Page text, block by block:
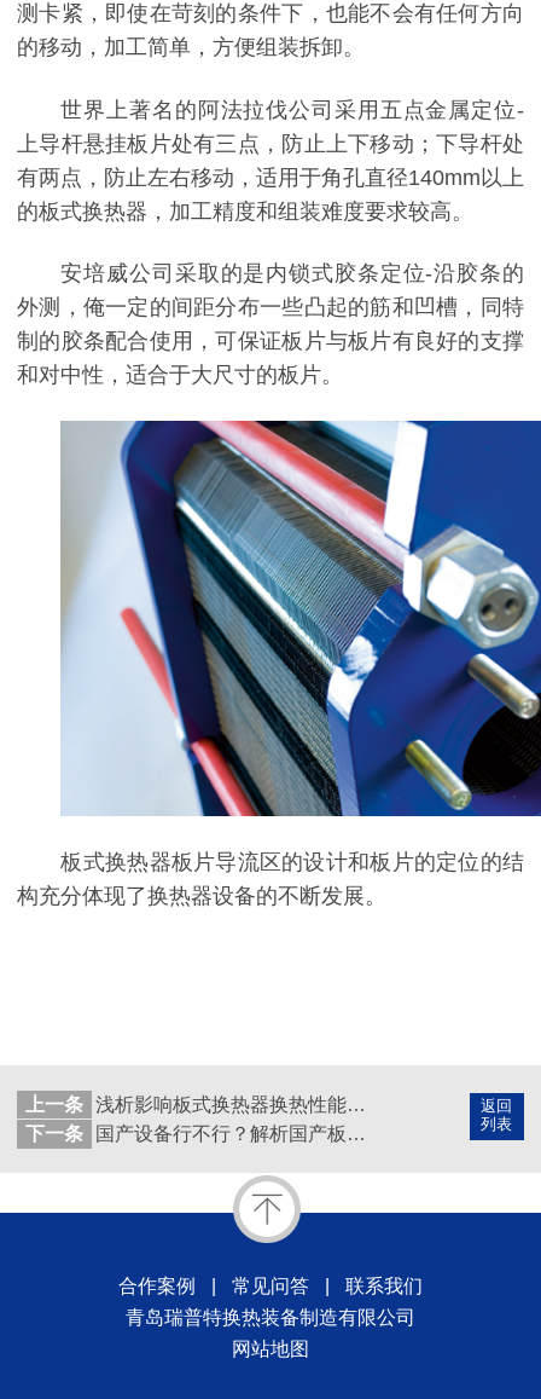
测卡紧，即使在苛刻的条件下，也能不会有任何方向
的移动，加工简单，方便组装拆卸。
世界上著名的阿法拉伐公司采用五点金属定位-
上导杆悬挂板片处有三点，防止上下移动；下导杆处
有两点，防止左右移动，适用于角孔直径140mm以上
的板式换热器，加工精度和组装难度要求较高。
安培威公司采取的是内锁式胶条定位-沿胶条的
外测，俺一定的间距分布一些凸起的筋和凹槽，同特
制的胶条配合使用，可保证板片与板片有良好的支撑
和对中性，适合于大尺寸的板片。
板式换热器板片导流区的设计和板片的定位的结
构充分体现了换热器设备的不断发展。
返回
列表
上一条
浅析影响板式换热器换热性能的主要因素-青岛瑞普特
下一条
国产设备行不行？解析国产板壳式换热器的制造生产
合作案例 常见问答
联系我们
青岛瑞普特换热装备制造有限公司
网站地图